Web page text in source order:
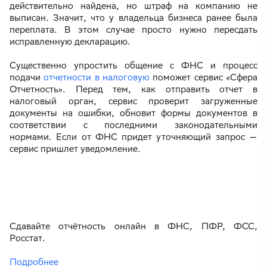
действительно найдена, но штраф на компанию не
выписан. Значит, что у владельца бизнеса ранее была
переплата. В этом случае просто нужно пересдать
исправленную декларацию.
Существенно упростить общение с ФНС и процесс
подачиотчетности в налоговую поможет сервис «Сфера
Отчетность». Перед тем, как отправить отчет в
налоговый орган, сервис проверит загруженные
документы на ошибки, обновит формы документов в
соответствии с последними законодательными
нормами. Если от ФНС придет уточняющий запрос —
сервис пришлет уведомление.
Сдавайте отчётность онлайн в ФНС, ПФР, ФСС,
Росстат.
Подробнее